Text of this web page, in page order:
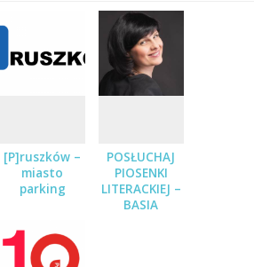
[P]ruszków –
miasto
parking
POSŁUCHAJ
PIOSENKI
LITERACKIEJ –
BASIA